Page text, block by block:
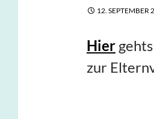
12. SEPTEMBER
Hier
zur